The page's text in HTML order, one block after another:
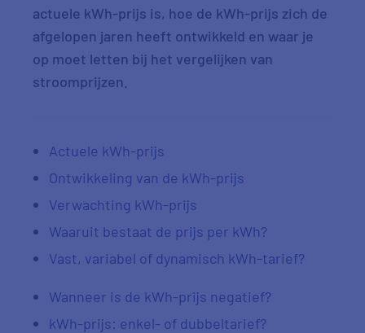
actuele kWh-prijs is, hoe de kWh-prijs zich de
afgelopen jaren heeft ontwikkeld en waar je
op moet letten bij het vergelijken van
stroomprijzen.
Actuele kWh-prijs
Ontwikkeling van de kWh-prijs
Verwachting kWh-prijs
Waaruit bestaat de prijs per kWh?
Vast, variabel of dynamisch kWh-tarief?
Wanneer is de kWh-prijs negatief?
kWh-prijs: enkel- of dubbeltarief?